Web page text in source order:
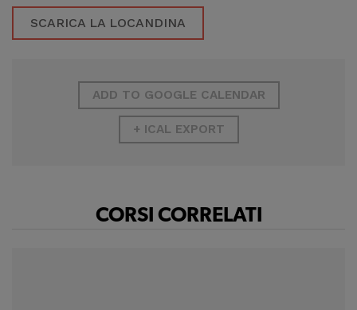
Ci permettono di
raccogliere dati
SCARICA LA LOCANDINA
ADD TO GOOGLE CALENDAR
+ ICAL EXPORT
CORSI CORRELATI